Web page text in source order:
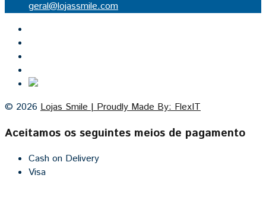
geral@lojassmile.com
© 2026 Lojas Smile | Proudly Made By: FlexIT
Aceitamos os seguintes meios de pagamento
Cash on Delivery
Visa